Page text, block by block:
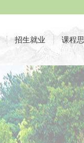
招生就业 课程